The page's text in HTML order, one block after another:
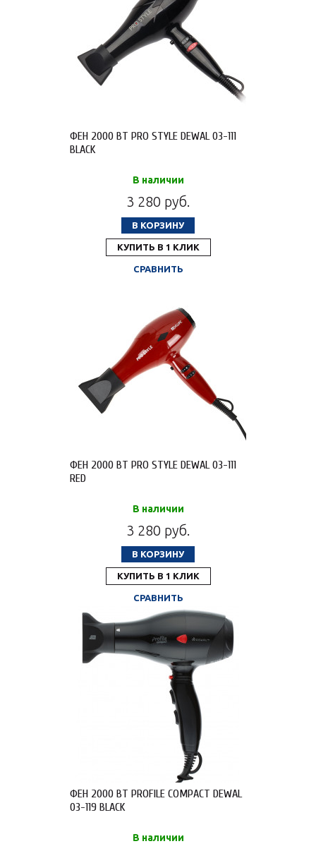
ФЕН 2000 ВТ PRO STYLE DEWAL 03-111
BLACK
В наличии
3 280 руб.
В КОРЗИНУ
КУПИТЬ В 1 КЛИК
СРАВНИТЬ
ФЕН 2000 ВТ PRO STYLE DEWAL 03-111
RED
В наличии
3 280 руб.
В КОРЗИНУ
КУПИТЬ В 1 КЛИК
СРАВНИТЬ
ФЕН 2000 ВТ PROFILE COMPACT DEWAL
03-119 BLACK
В наличии